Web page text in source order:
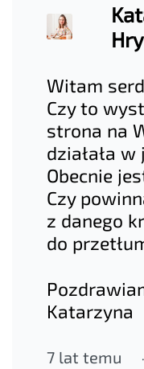
Witam
Czy to
strona na
działała
Obecnie
Czy
z danego
do
Katarzyna
7 lat temu